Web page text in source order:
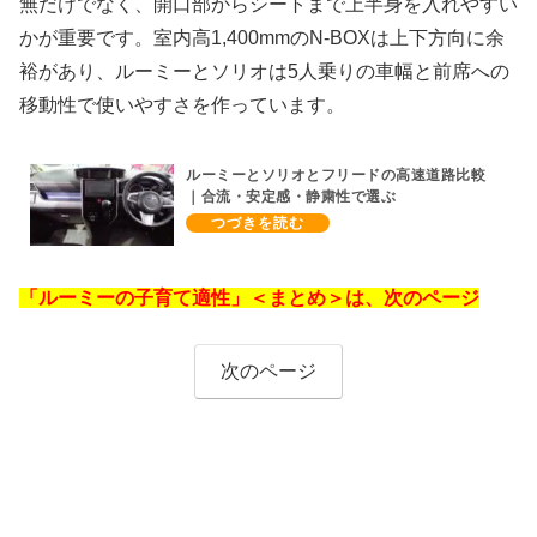
無だけでなく、開口部からシートまで上半身を入れやすい
かが重要です。室内高1,400mmのN-BOXは上下方向に余
裕があり、ルーミーとソリオは5人乗りの車幅と前席への
移動性で使いやすさを作っています。
ルーミーとソリオとフリードの高速道路比較
｜合流・安定感・静粛性で選ぶ
「ルーミーの子育て適性」＜まとめ＞は、次のページ
次のページ